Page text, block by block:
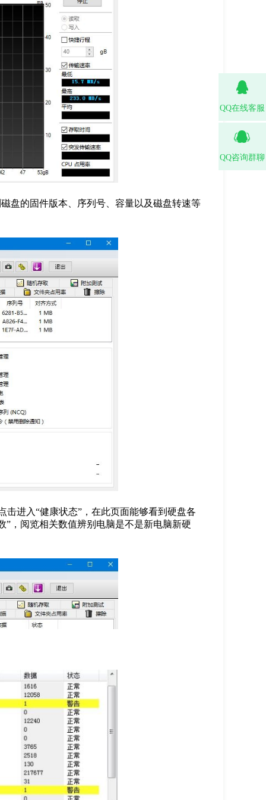
的固件版本、序列号、容量以及磁盘转速等
进入“健康状态”，在此页面能够看到硬盘各
，阅览相关数值辨别电脑是不是新电脑新硬
QQ在线客服
QQ咨询群聊